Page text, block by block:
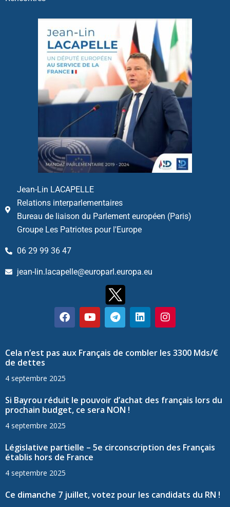
Jean-Lin LACAPELLE
Relations interparlementaires
Bureau de liaison du Parlement européen (Paris)
Groupe Les Patriotes pour l'Europe
06 29 99 36 47
jean-lin.lacapelle@europarl.europa.eu
Cela n’est pas aux Français de combler les 3300 Mds/€
de dettes
4 septembre 2025
Si Bayrou réduit le pouvoir d’achat des français lors du
prochain budget, ce sera NON !
4 septembre 2025
Législative partielle – 5e circonscription des Français
établis hors de France
4 septembre 2025
Ce dimanche 7 juillet, votez pour les candidats du RN !